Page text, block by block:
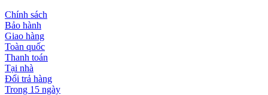
Chính sách
Bảo hành
Giao hàng
Toàn quốc
Thanh toán
Tại nhà
Đổi trả hàng
Trong 15 ngày